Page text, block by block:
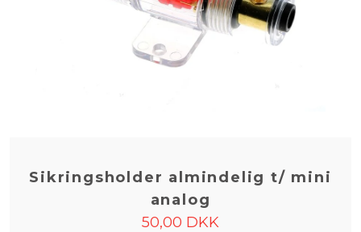
Sikringsholder almindelig t/ mini
analog
50,00 DKK